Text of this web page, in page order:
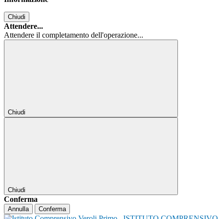
Chiudi
Attendere...
Attendere il completamento dell'operazione...
Chiudi
Chiudi
Conferma
Annulla Conferma